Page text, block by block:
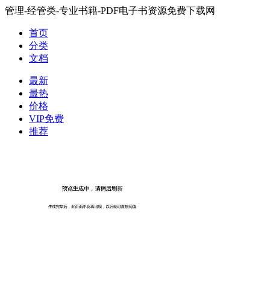
管理-经管类-专业书籍-PDF电子书资源免费下载网
首页
分类
文档
最新
最热
价格
VIP免费
推荐